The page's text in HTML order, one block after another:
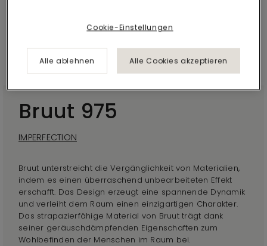
Bruut 975
IMPERFECTION
Bruut unterstreicht die Vergänglichkeit von Materialien,
indem es einen überraschend unbearbeiteten Effekt
erschafft. Das Design erzeugt eine spannende Dynamik
und verleiht dem Raum einen einzigartigen Charakter.
Das strapazierfähige Material von Bruut trägt dank
seiner geräuschdämpfenden Eigenschaften zum
Wohlbefinden der Menschen im Raum bei.
Cookie-Einstellungen
Alle ablehnen Alle Cookies akzeptieren